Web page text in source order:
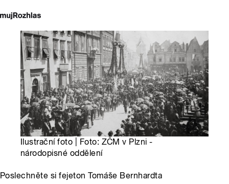
Ilustrační foto | Foto: ZČM v Plzni -
národopisné oddělení
Poslechněte si fejeton Tomáše Bernhardta